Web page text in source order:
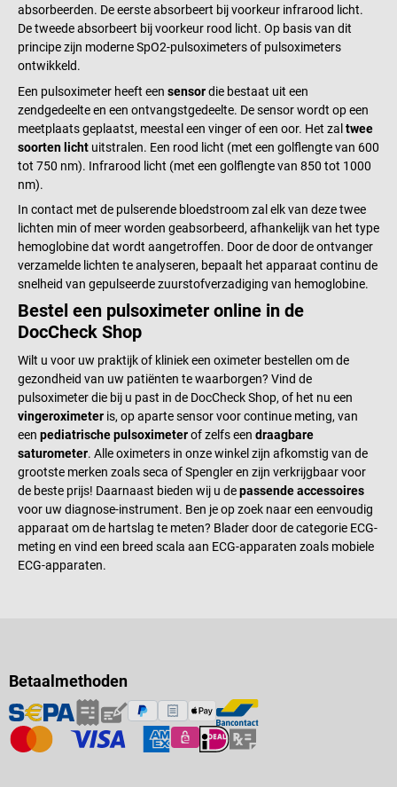
absorbeerden. De eerste absorbeert bij voorkeur infrarood licht.
De tweede absorbeert bij voorkeur rood licht. Op basis van dit
principe zijn moderne SpO2-pulsoximeters of pulsoximeters
ontwikkeld.
Een pulsoximeter heeft een sensordie bestaat uit een
zendgedeelte en een ontvangstgedeelte. De sensor wordt op een
meetplaats geplaatst, meestal een vinger of een oor. Het zaltwee
soorten licht uitstralen. Een rood licht (met een golflengte van 600
tot 750 nm). Infrarood licht (met een golflengte van 850 tot 1000
nm).
In contact met de pulserende bloedstroom zal elk van deze twee
lichten min of meer worden geabsorbeerd, afhankelijk van het type
hemoglobine dat wordt aangetroffen. Door de door de ontvanger
verzamelde lichten te analyseren, bepaalt het apparaat continu de
snelheid van gepulseerde zuurstofverzadiging van hemoglobine.
Bestel een pulsoximeter online in de
DocCheck Shop
Wilt u voor uw praktijk of kliniek een oximeter bestellen om de
gezondheid van uw patiënten te waarborgen? Vind de
pulsoximeter die bij u past in de DocCheck Shop, of het nu een
vingeroximeter is, op aparte sensor voor continue meting, van
een pediatrische pulsoximeterof zelfs een draagbare
saturometer. Alle oximeters in onze winkel zijn afkomstig van de
grootste merken zoals seca of Spengler en zijn verkrijgbaar voor
de beste prijs! Daarnaast bieden wij u depassende accessoires
voor uw diagnose-instrument. Ben je op zoek naar een eenvoudig
apparaat om de hartslag te meten? Blader door de categorie ECG-
meting en vind een breed scala aan ECG-apparaten zoals mobiele
ECG-apparaten.
Betaalmethoden